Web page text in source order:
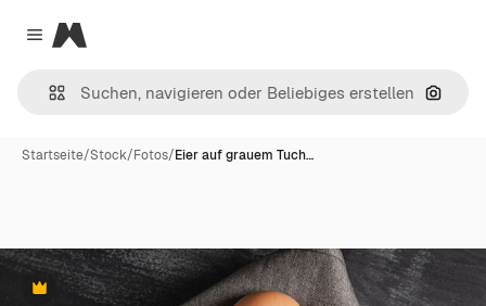
Close menu
Magnific
Nach
Startseite/Stock/Fotos/Eier auf grauem Tuch…
Premium